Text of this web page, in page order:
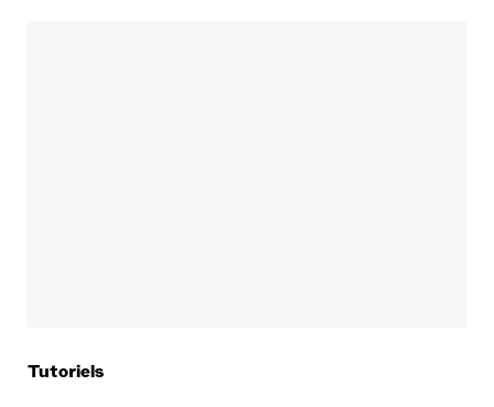
Tutoriels